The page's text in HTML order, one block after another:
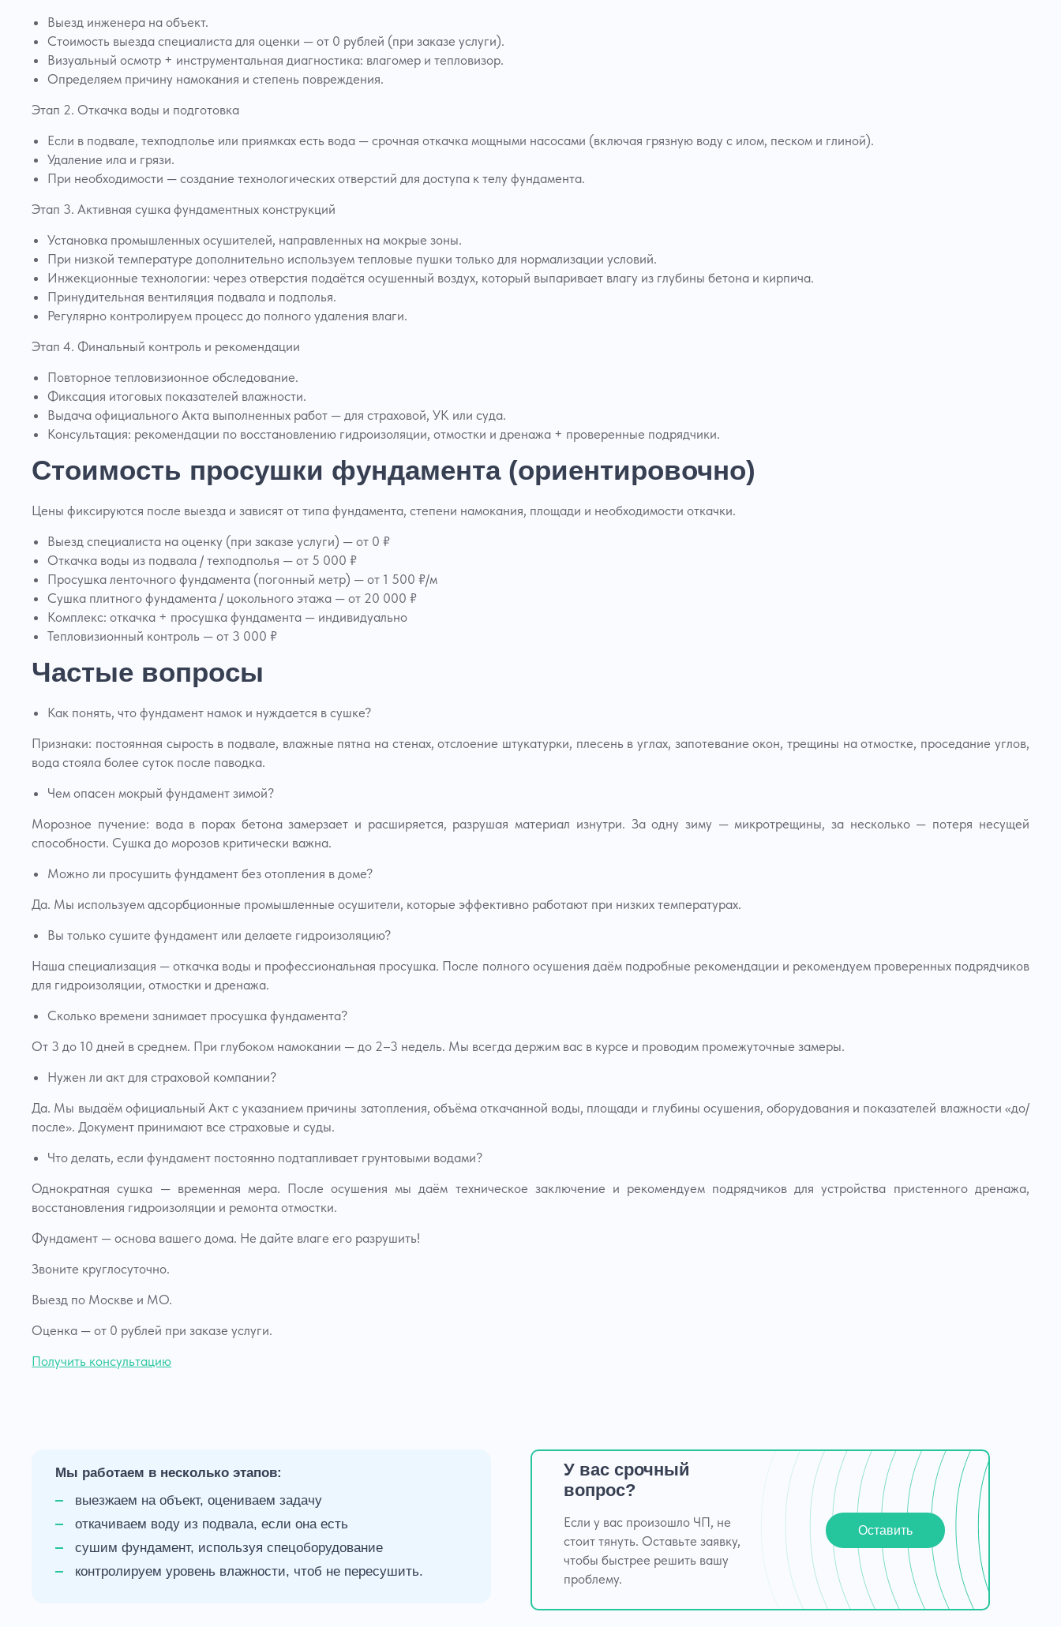
Выезд инженера на объект.
Стоимость выезда специалиста для оценки — от 0 рублей (при заказе услуги).
Визуальный осмотр + инструментальная диагностика: влагомер и тепловизор.
Определяем причину намокания и степень повреждения.
Этап 2. Откачка воды и подготовка
Если в подвале, техподполье или приямках есть вода — срочная откачка мощными насосами (включая грязную воду с илом, песком и глиной).
Удаление ила и грязи.
При необходимости — создание технологических отверстий для доступа к телу фундамента.
Этап 3. Активная сушка фундаментных конструкций
Установка промышленных осушителей, направленных на мокрые зоны.
При низкой температуре дополнительно используем тепловые пушки только для нормализации условий.
Инжекционные технологии: через отверстия подаётся осушенный воздух, который выпаривает влагу из глубины бетона и кирпича.
Принудительная вентиляция подвала и подполья.
Регулярно контролируем процесс до полного удаления влаги.
Этап 4. Финальный контроль и рекомендации
Повторное тепловизионное обследование.
Фиксация итоговых показателей влажности.
Выдача официального Акта выполненных работ — для страховой, УК или суда.
Консультация: рекомендации по восстановлению гидроизоляции, отмостки и дренажа + проверенные подрядчики.
Стоимость просушки фундамента (ориентировочно)
Цены фиксируются после выезда и зависят от типа фундамента, степени намокания, площади и необходимости откачки.
Выезд специалиста на оценку (при заказе услуги) — от 0 ₽
Откачка воды из подвала / техподполья — от 5 000 ₽
Просушка ленточного фундамента (погонный метр) — от 1 500 ₽/м
Сушка плитного фундамента / цокольного этажа — от 20 000 ₽
Комплекс: откачка + просушка фундамента — индивидуально
Тепловизионный контроль — от 3 000 ₽
Частые вопросы
Как понять, что фундамент намок и нуждается в сушке?
Признаки: постоянная сырость в подвале, влажные пятна на стенах, отслоение штукатурки, плесень в углах, запотевание окон, трещины на отмостке, проседание углов,
вода стояла более суток после паводка.
Чем опасен мокрый фундамент зимой?
Морозное пучение: вода в порах бетона замерзает и расширяется, разрушая материал изнутри. За одну зиму — микротрещины, за несколько — потеря несущей
способности. Сушка до морозов критически важна.
Можно ли просушить фундамент без отопления в доме?
Да. Мы используем адсорбционные промышленные осушители, которые эффективно работают при низких температурах.
Вы только сушите фундамент или делаете гидроизоляцию?
Наша специализация — откачка воды и профессиональная просушка. После полного осушения даём подробные рекомендации и рекомендуем проверенных подрядчиков
для гидроизоляции, отмостки и дренажа.
Сколько времени занимает просушка фундамента?
От 3 до 10 дней в среднем. При глубоком намокании — до 2–3 недель. Мы всегда держим вас в курсе и проводим промежуточные замеры.
Нужен ли акт для страховой компании?
Да. Мы выдаём официальный Акт с указанием причины затопления, объёма откачанной воды, площади и глубины осушения, оборудования и показателей влажности «до/
после». Документ принимают все страховые и суды.
Что делать, если фундамент постоянно подтапливает грунтовыми водами?
Однократная сушка — временная мера. После осушения мы даём техническое заключение и рекомендуем подрядчиков для устройства пристенного дренажа,
восстановления гидроизоляции и ремонта отмостки.
Фундамент — основа вашего дома. Не дайте влаге его разрушить!
Звоните круглосуточно.
Выезд по Москве и МО.
Оценка — от 0 рублей при заказе услуги.
Получить консультацию
Мы работаем в несколько этапов:
выезжаем на объект, оцениваем задачу
откачиваем воду из подвала, если она есть
сушим фундамент, используя спецоборудование
контролируем уровень влажности, чтоб не пересушить.
У вас срочный
вопрос?
Если у вас произошло ЧП, не
стоит тянуть. Оставьте заявку,
чтобы быстрее решить вашу
проблему.
Оставить
заявку